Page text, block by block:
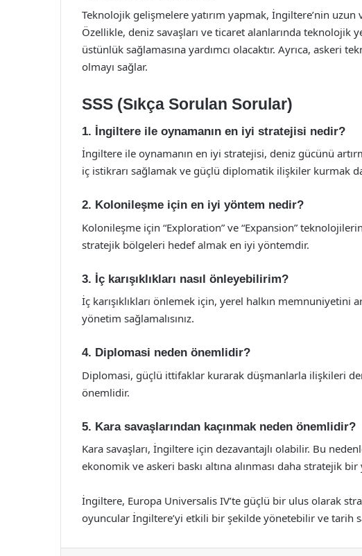
Teknolojik gelişmelere yatırım yapmak, İngiltere’nin uzun
Özellikle, deniz savaşları ve ticaret alanlarında teknolojik
üstünlük sağlamasına yardımcı olacaktır. Ayrıca, askeri
olmayı sağlar.
SSS (Sıkça Sorulan Sorular)
1. İngiltere ile oynamanın en iyi stratejisi nedir?
İngiltere ile oynamanın en iyi stratejisi, deniz gücünü
iç istikrarı sağlamak ve güçlü diplomatik ilişkiler kurmak
2. Kolonileşme için en iyi yöntem nedir?
Kolonileşme için “Exploration” ve “Expansion”
stratejik bölgeleri hedef almak en iyi yöntemdir.
3. İç karışıklıkları nasıl önleyebilirim?
İç karışıklıkları önlemek için, yerel halkın
yönetim sağlamalısınız.
4. Diplomasi neden önemlidir?
Diplomasi, güçlü ittifaklar kurarak düşmanlarla ilişkileri
önemlidir.
5. Kara savaşlarından kaçınmak neden önemlidir?
Kara savaşları, İngiltere için dezavantajlı olabilir. Bu
ekonomik ve askeri baskı altına alınması daha stratejik bir
İngiltere, Europa Universalis IV’te güçlü bir ulus olarak
oyuncular İngiltere’yi etkili bir şekilde yönetebilir ve tarih